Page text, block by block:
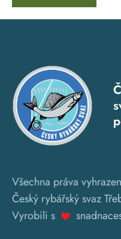
Všechna práva
Český rybářský svaz
Vyrobili s